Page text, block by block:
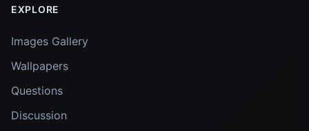
EXPLORE
Images Gallery
Wallpapers
Questions
Discussion